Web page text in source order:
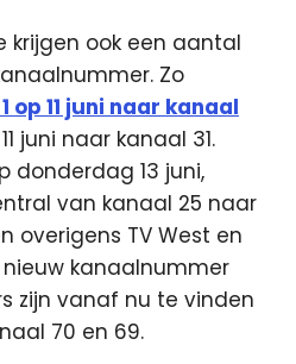
krijgen ook een aantal
Zo
op 11 juni naar kanaal
juni naar kanaal 31.
donderdag 13 juni,
van kanaal 25 naar
overigens TV West en
nieuw kanaalnummer
zijn vanaf nu te vinden
70 en 69.